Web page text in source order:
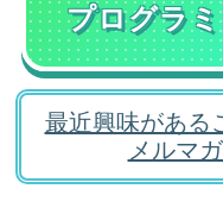
プログラ
最近興味がある
メルマ